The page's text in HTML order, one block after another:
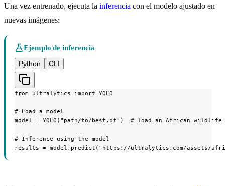
Una vez entrenado, ejecuta la inferencia con el modelo ajustado en
nuevas imágenes:
Ejemplo de inferencia
Python
CLI
from ultralytics import YOLO
# Load a model
model = YOLO("path/to/best.pt")  # load an African wildlife
# Inference using the model
results = model.predict("https://ultralytics.com/assets/